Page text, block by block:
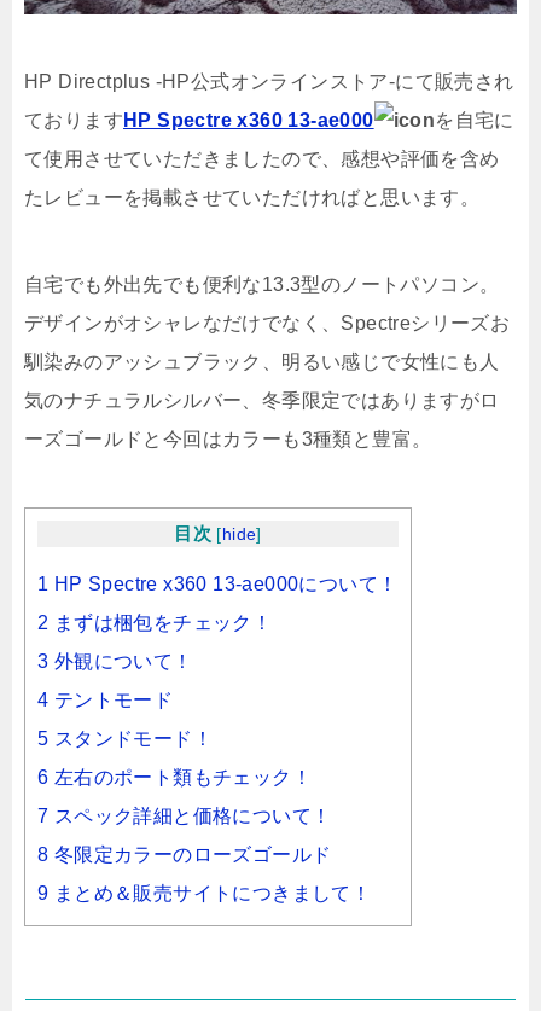
HP Directplus -HP公式オンラインストア-にて販売され
ております HP Spectre x360 13-ae000
を自宅に
て使用させていただきましたので、感想や評価を含め
たレビューを掲載させていただければと思います。
自宅でも外出先でも便利な13.3型のノートパソコン。
デザインがオシャレなだけでなく、Spectreシリーズお
馴染みのアッシュブラック、明るい感じで女性にも人
気のナチュラルシルバー、冬季限定ではありますがロ
ーズゴールドと今回はカラーも3種類と豊富。
目次 [ hide]
1 HP Spectre x360 13-ae000について！
2 まずは梱包をチェック！
3 外観について！
4 テントモード
5 スタンドモード！
6 左右のポート類もチェック！
7 スペック詳細と価格について！
8 冬限定カラーのローズゴールド
9 まとめ＆販売サイトにつきまして！